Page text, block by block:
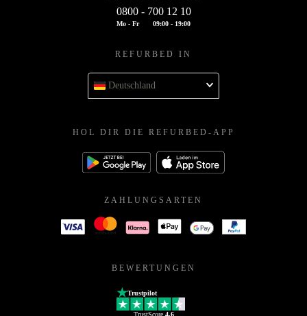
0800 - 700 12 10
Mo - Fr 09:00 - 19:00
REFURBED IN
Deutschland
HOL DIR DIE REFURBED-APP
ZAHLUNGSARTEN
BEWERTUNGEN
Trustpilot
TrustScore 4.6